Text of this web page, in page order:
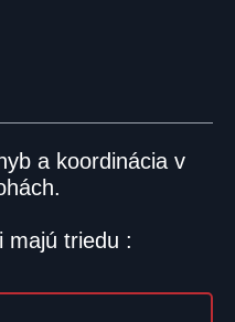
a koordinácia v
majú triedu :